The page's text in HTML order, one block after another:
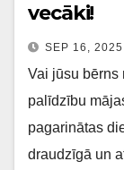
vecāki!
SEP 16, 2025
Vai jūsu bērns
palīdzību
pagarinātas
draudzīgā un